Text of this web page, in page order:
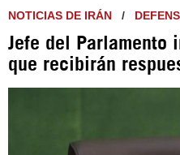
http://
https://
https://
NOTICIAS DE IRÁN /
Jefe del Parlamento
que recibirán